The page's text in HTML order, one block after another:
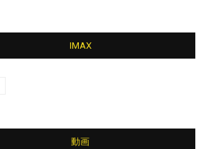
IMAX
動画